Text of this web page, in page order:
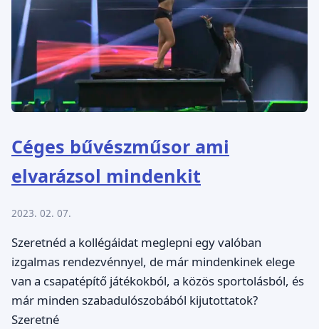
Céges bűvészműsor ami
elvarázsol mindenkit
2023. 02. 07.
Szeretnéd a kollégáidat meglepni egy valóban
izgalmas rendezvénnyel, de már mindenkinek elege
van a csapatépítő játékokból, a közös sportolásból, és
már minden szabadulószobából kijutottatok?
Szeretné